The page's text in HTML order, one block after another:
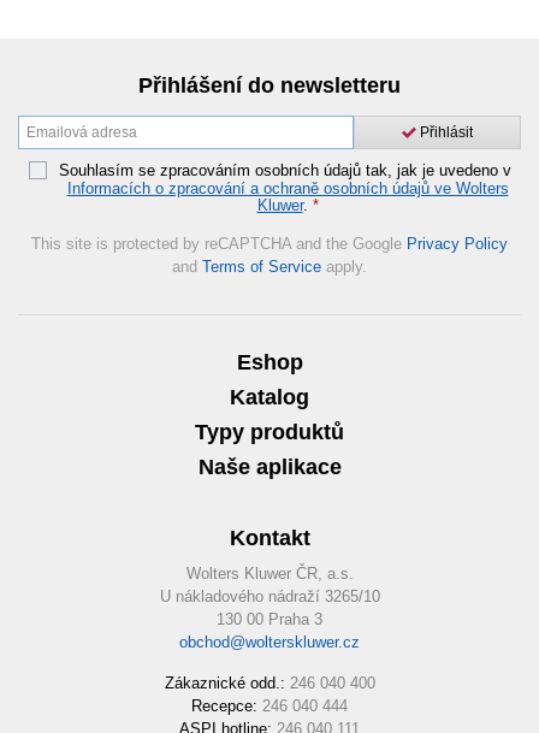
Přihlášení do newsletteru
Přihlásit
Souhlasím se zpracováním osobních údajů tak, jak je uvedeno v
Informacích o zpracování a ochraně osobních údajů ve Wolters
Kluwer. *
This site is protected by reCAPTCHA and the Google Privacy Policy
and Terms of Service apply.
Eshop
Katalog
Typy produktů
Naše aplikace
Kontakt
Wolters Kluwer ČR, a.s.
U nákladového nádraží 3265/10
130 00 Praha 3
obchod@wolterskluwer.cz
Zákaznické odd.: 246 040 400
Recepce: 246 040 444
ASPI hotline: 246 040 111